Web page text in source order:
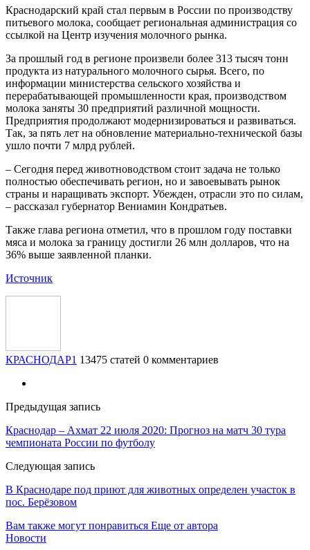
Краснодарский край стал первым в России по производству
питьевого молока, сообщает региональная администрация со
ссылкой на Центр изучения молочного рынка.
За прошлый год в регионе произвели более 313 тысяч тонн
продукта из натурального молочного сырья. Всего, по
информации министерства сельского хозяйства и
перерабатывающей промышленности края, производством
молока заняты 30 предприятий различной мощности.
Предприятия продолжают модернизироваться и развиваться.
Так, за пять лет на обновление материально-технической базы
ушло почти 7 млрд рублей.
– Сегодня перед животноводством стоит задача не только
полностью обеспечивать регион, но и завоевывать рынок
страны и наращивать экспорт. Убежден, отрасли это по силам,
– рассказал губернатор Вениамин Кондратьев.
Также глава региона отметил, что в прошлом году поставки
мяса и молока за границу достигли 26 млн долларов, что на
36% выше заявленной планки.
Источник
КРАСНОДАР1 13475 статей 0 комментариев
Предыдущая запись
Краснодар – Ахмат 22 июля 2020: Прогноз на матч 30 тура
чемпионата России по футболу
Следующая запись
В Краснодаре под приют для животных определен участок в
пос. Берёзовом
Вам также могут понравиться Еще от автора
Новости